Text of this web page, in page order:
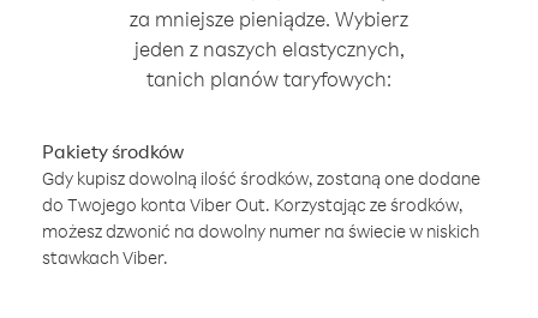
za mniejsze pieniądze. Wybierz
jeden z naszych elastycznych,
tanich planów taryfowych:
Pakiety środków
Gdy kupisz dowolną ilość środków, zostaną one dodane
do Twojego konta Viber Out. Korzystając ze środków,
możesz dzwonić na dowolny numer na świecie w niskich
stawkach Viber.